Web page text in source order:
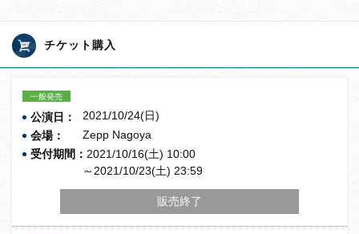
チケット購入
一般発売
公演日：
2021/10/24(日)
会場：
Zepp Nagoya
受付期間： 2021/10/16(土) 10:00
～2021/10/23(土) 23:59
販売終了